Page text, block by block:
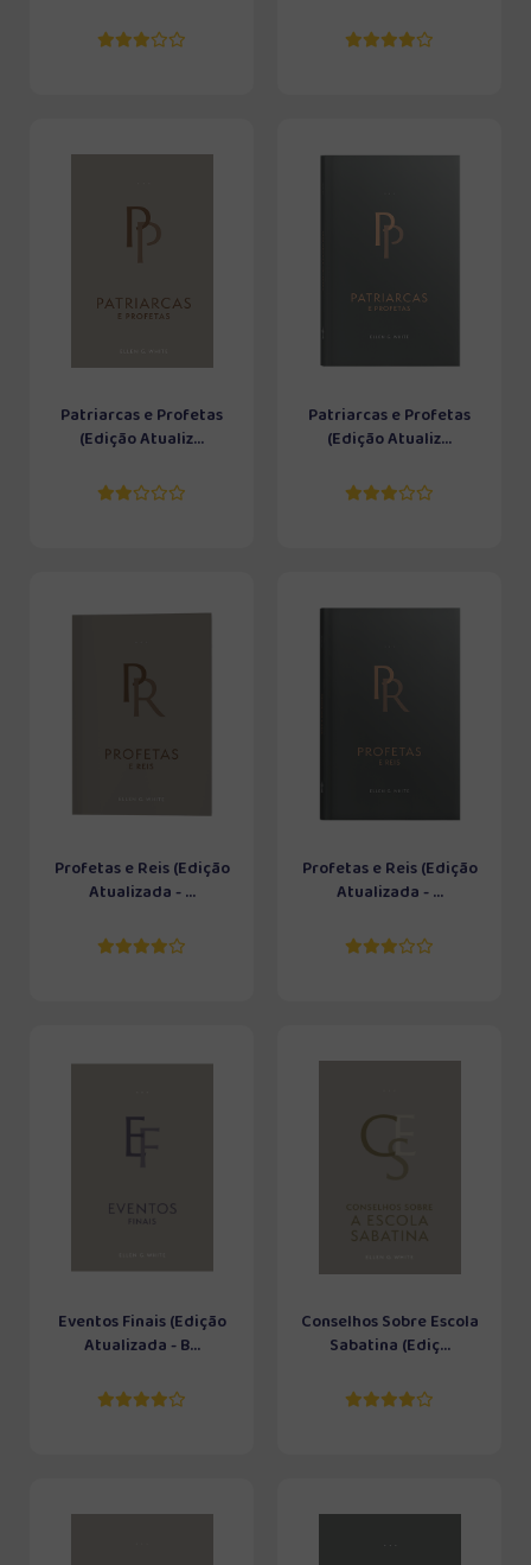
Patriarcas e Profetas
(Edição Atualiz...
Patriarcas e Profetas
(Edição Atualiz...
Profetas e Reis (Edição
Atualizada - ...
Profetas e Reis (Edição
Atualizada - ...
Eventos Finais (Edição
Atualizada - B...
Conselhos Sobre Escola
Sabatina (Ediç...